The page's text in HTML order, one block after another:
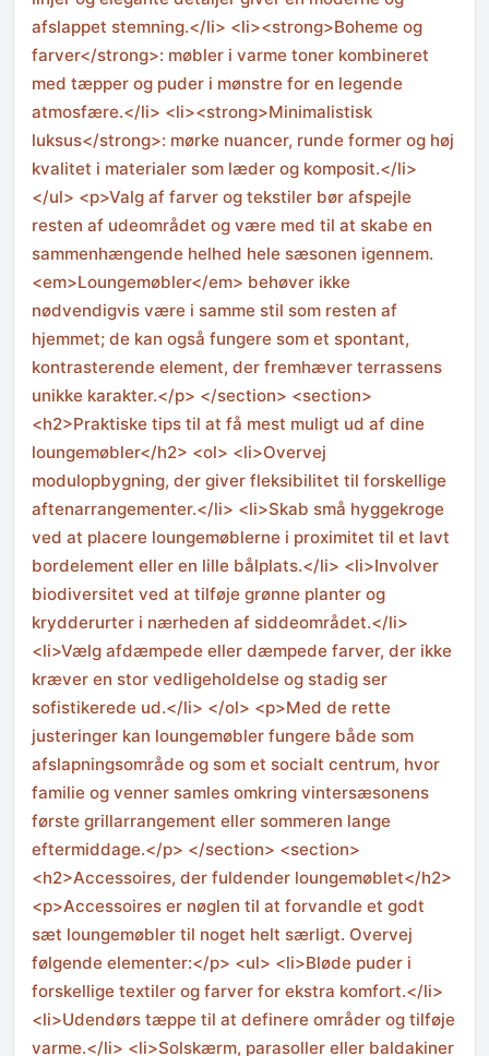
afslappet stemning.</li> <li><strong>Boheme og
farver</strong>: møbler i varme toner kombineret
med tæpper og puder i mønstre for en legende
atmosfære.</li> <li><strong>Minimalistisk
luksus</strong>: mørke nuancer, runde former og høj
kvalitet i materialer som læder og komposit.</li>
</ul> <p>Valg af farver og tekstiler bør afspejle
resten af udeområdet og være med til at skabe en
sammenhængende helhed hele sæsonen igennem.
<em>Loungemøbler</em> behøver ikke
nødvendigvis være i samme stil som resten af
hjemmet; de kan også fungere som et spontant,
kontrasterende element, der fremhæver terrassens
unikke karakter.</p> </section> <section>
<h2>Praktiske tips til at få mest muligt ud af dine
loungemøbler</h2> <ol> <li>Overvej
modulopbygning, der giver fleksibilitet til forskellige
aftenarrangementer.</li> <li>Skab små hyggekroge
ved at placere loungemøblerne i proximitet til et lavt
bordelement eller en lille bålplats.</li> <li>Involver
biodiversitet ved at tilføje grønne planter og
krydderurter i nærheden af siddeområdet.</li>
<li>Vælg afdæmpede eller dæmpede farver, der ikke
kræver en stor vedligeholdelse og stadig ser
sofistikerede ud.</li> </ol> <p>Med de rette
justeringer kan loungemøbler fungere både som
afslapningsområde og som et socialt centrum, hvor
familie og venner samles omkring vintersæsonens
første grillarrangement eller sommeren lange
eftermiddage.</p> </section> <section>
<h2>Accessoires, der fuldender loungemøblet</h2>
<p>Accessoires er nøglen til at forvandle et godt
sæt loungemøbler til noget helt særligt. Overvej
følgende elementer:</p> <ul> <li>Bløde puder i
forskellige textiler og farver for ekstra komfort.</li>
<li>Udendørs tæppe til at definere områder og tilføje
varme.</li> <li>Solskærm, parasoller eller baldakiner